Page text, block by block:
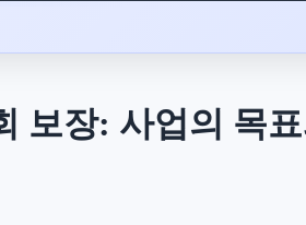
보장: 사업의 목